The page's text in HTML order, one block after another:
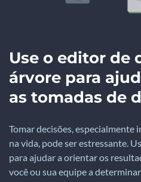
Use o editor de
árvore para
as tomadas de
Tomar decisões, especialmente
na vida, pode ser estressante.
para ajudar a orientar os
você ou sua equipe a